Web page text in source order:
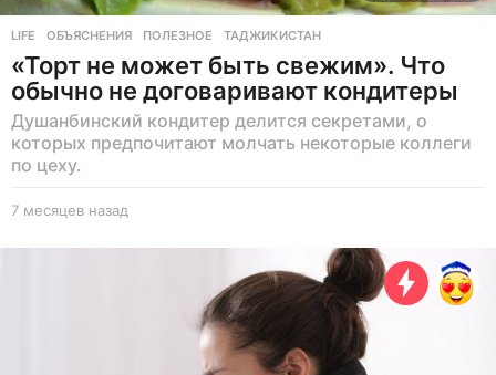
LIFE ОБЪЯСНЕНИЯ ,ПОЛЕЗНОЕ ,ТАДЖИКИСТАН
«Торт не может быть свежим». Что
обычно не договаривают кондитеры
Душанбинский кондитер делится секретами, о
которых предпочитают молчать некоторые коллеги
по цеху.
7 месяцев назад
е